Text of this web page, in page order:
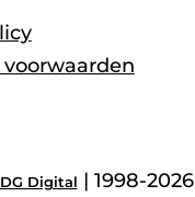
Digital | 1998-2026